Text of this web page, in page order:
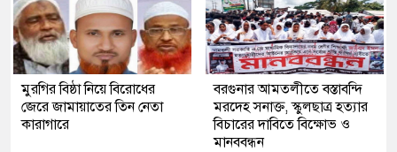
মুরগির বিষ্ঠা নিয়ে বিরোধের
জেরে জামায়াতের তিন নেতা
কারাগারে
বরগুনার আমতলীতে বস্তাবন্দি
মরদেহ সনাক্ত, স্কুলছাত্র হত্যার
বিচারের দাবিতে বিক্ষোভ ও
মানববন্ধন